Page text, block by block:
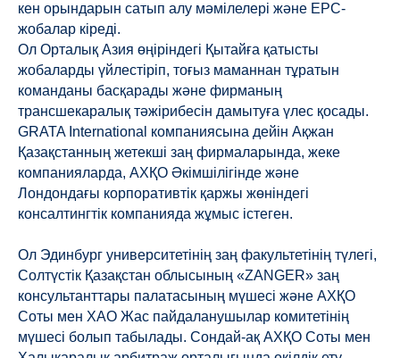
кен орындарын сатып алу мәмілелері және EPC-
жобалар кіреді.
Ол Орталық Азия өңіріндегі Қытайға қатысты
жобаларды үйлестіріп, тоғыз маманнан тұратын
команданы басқарады және фирманың
трансшекаралық тәжірибесін дамытуға үлес қосады.
GRATA International компаниясына дейін Ақжан
Қазақстанның жетекші заң фирмаларында, жеке
компанияларда, АХҚО Әкімшілігінде және
Лондондағы корпоративтік қаржы жөніндегі
консалтингтік компанияда жұмыс істеген.
Ол Эдинбург университетінің заң факультетінің түлегі,
Солтүстік Қазақстан облысының «ZANGER» заң
консультанттары палатасының мүшесі және АХҚО
Соты мен ХАО Жас пайдаланушылар комитетінің
мүшесі болып табылады. Сондай-ақ АХҚО Соты мен